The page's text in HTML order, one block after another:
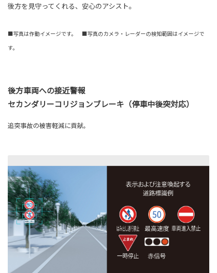
後方を見守ってくれる、安心のアシスト。
■写真は作動イメージです。 ■写真のカメラ・レーダーの検知範囲はイメージで
す。
後方車両への接近警報
セカンダリーコリジョンブレーキ（停車中後突対応）
追突事故の被害軽減に貢献。